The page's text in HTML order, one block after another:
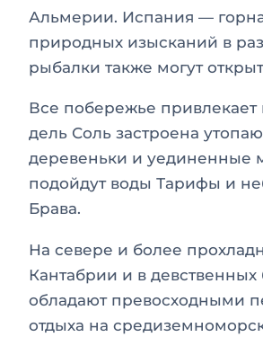
Альмерии. Испания —
природных изысканий в
рыбалки также могут
Все побережье
дель Соль застроена
деревеньки и уединенные
подойдут воды Тарифы и
Брава.
На севере и более
Кантабрии и в девственных
обладают превосходными
отдыха на